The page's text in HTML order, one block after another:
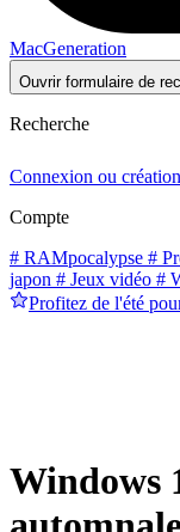
MacGeneration
Ouvrir formulaire de
Recherche
Connexion ou
Compte
# RAMpocalypse #
japon # Jeux vidéo #
Profitez de l'été
Windows